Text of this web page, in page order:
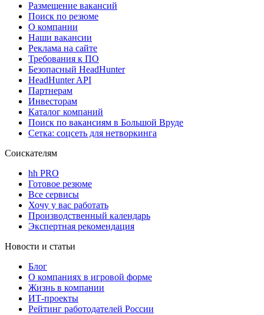
Размещение вакансий
Поиск по резюме
О компании
Наши вакансии
Реклама на сайте
Требования к ПО
Безопасный HeadHunter
HeadHunter API
Партнерам
Инвесторам
Каталог компаний
Поиск по вакансиям в Большой Вруде
Сетка: соцсеть для нетворкинга
Соискателям
hh PRO
Готовое резюме
Все сервисы
Хочу у вас работать
Производственный календарь
Экспертная рекомендация
Новости и статьи
Блог
О компаниях в игровой форме
Жизнь в компании
ИТ-проекты
Рейтинг работодателей России